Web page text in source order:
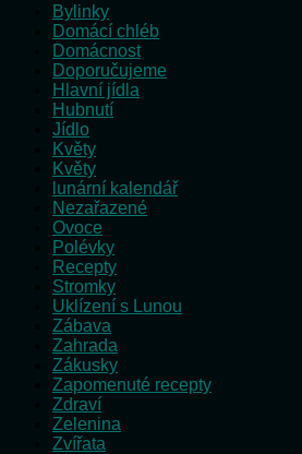
Bylinky
Domácí chléb
Domácnost
Doporučujeme
Hlavní jídla
Hubnutí
Jídlo
Květy
Květy
lunární kalendář
Nezařazené
Ovoce
Polévky
Recepty
Stromky
Uklízení s Lunou
Zábava
Zahrada
Zákusky
Zapomenuté recepty
Zdraví
Zelenina
Zvířata